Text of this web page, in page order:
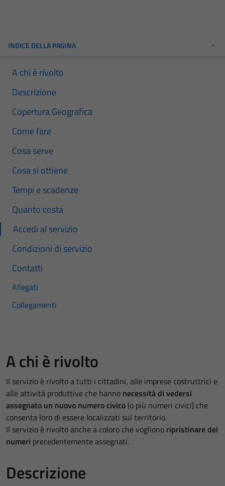
INDICE DELLA PAGINA
A chi è rivolto
Descrizione
Copertura Geografica
Come fare
Cosa serve
Cosa si ottiene
Tempi e scadenze
Quanto costa
Accedi al servizio
Condizioni di servizio
Contatti
Allegati
Collegamenti
A chi è rivolto
Il servizio è rivolto a tutti i cittadini, alle imprese costruttrici e
alle attività produttive che hanno necessità di vedersi
assegnato un nuovo numero civico (o più numeri civici) che
consenta loro di essere localizzati sul territorio.
Il servizio è rivolto anche a coloro che vogliono ripristinare dei
numeri precedentemente assegnati.
Descrizione